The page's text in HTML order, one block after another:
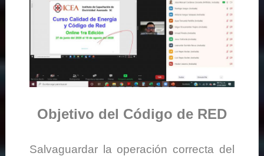
Objetivo del Código de RED
Salvaguardar la operación correcta del